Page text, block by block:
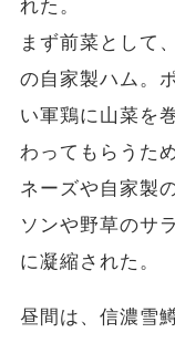
れた。
まず前菜として
の自家製ハム。
い軍鶏に山菜を
わってもらうた
ネーズや自家製
ソンや野草のサ
に凝縮された。
昼間は、信濃雪